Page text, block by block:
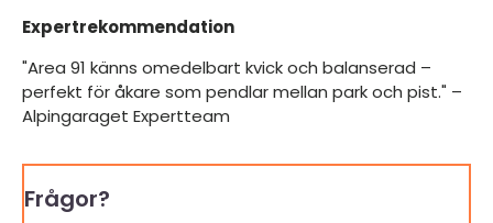
Expertrekommendation
"Area 91 känns omedelbart kvick och balanserad –
perfekt för åkare som pendlar mellan park och pist." –
Alpingaraget Expertteam